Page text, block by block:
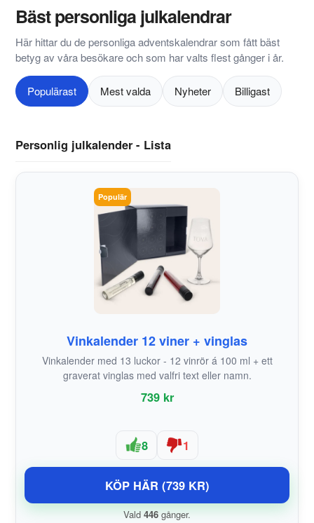
Bäst personliga julkalendrar
Här hittar du de personliga adventskalendrar som fått bäst
betyg av våra besökare och som har valts flest gånger i år.
Populärast Mest valda Nyheter Billigast
Personlig julkalender - Lista
Populär
Vinkalender 12 viner + vinglas
Vinkalender med 13 luckor - 12 vinrör á 100 ml + ett
graverat vinglas med valfri text eller namn.
739 kr
8 1
KÖP HÄR (739 KR)
Vald 446 gånger.